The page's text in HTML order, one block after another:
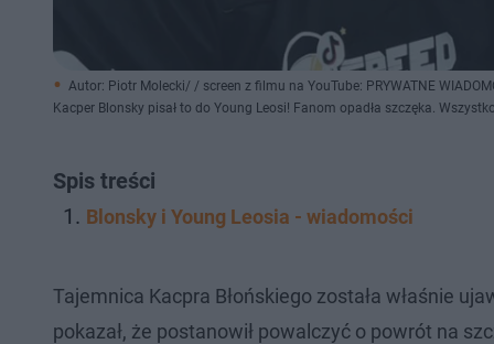
Autor: Piotr Molecki/ / screen z filmu na YouTube: PRYWATNE
Kacper Blonsky pisał to do Young Leosi! Fanom opadła szczęka.
Spis treści
Blonsky i Young Leosia - wiadomości
Tajemnica Kacpra Błońskiego została właśnie
pokazał, że postanowił powalczyć o powrót na